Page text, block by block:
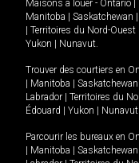
Maisons à louer - Ontario
Manitoba
Saskatchewan
Territoires du Nord-Ouest
Yukon
Nunavut.
Trouver des courtiers en
Manitoba Saskatchewan
Labrador
Territoires du
Édouard
Yukon Nunavut
Parcourir les bureaux en
Manitoba Saskatchewan